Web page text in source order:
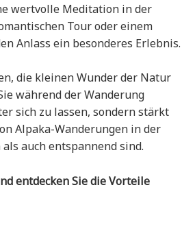
wertvolle Meditation in der
Tour oder einem
Anlass ein besonderes Erlebnis.
die kleinen Wunder der Natur
während der Wanderung
sich zu lassen, sondern stärkt
Alpaka-Wanderungen in der
auch entspannend sind.
entdecken Sie die Vorteile